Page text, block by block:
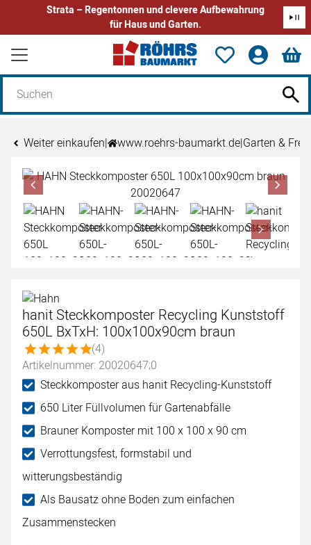
Strata – Regentonnen und clevere Aufbewahrung
für Haus und Garten.
Zum Hauptinhalt springen
Weiter einkaufen| www.roehrs-baumarkt.de|Garten &
Produktgalerie
Zur Kaufbox springen
hanit Steckkomposter Recycling Kunststoff
650L BxTxH: 100x100x90cm braun
Bewertung: 5 von 5 (4 Bewertungen)
(4)
Artikelnummer: 20020647;0
Steckkomposter aus hanit Recycling-Kunststoff
650 Liter Füllvolumen für Gartenabfälle
Brauner Komposter mit 100 x 100 x 90 cm
Verrottungsfest, formstabil und
witterungsbeständig
Als Bausatz ohne Boden zum einfachen
Zusammenstecken